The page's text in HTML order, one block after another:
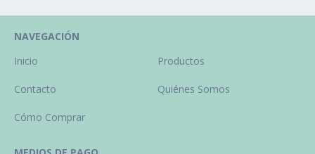
NAVEGACIÓN
Inicio
Productos
Contacto Quiénes Somos
Cómo Comprar